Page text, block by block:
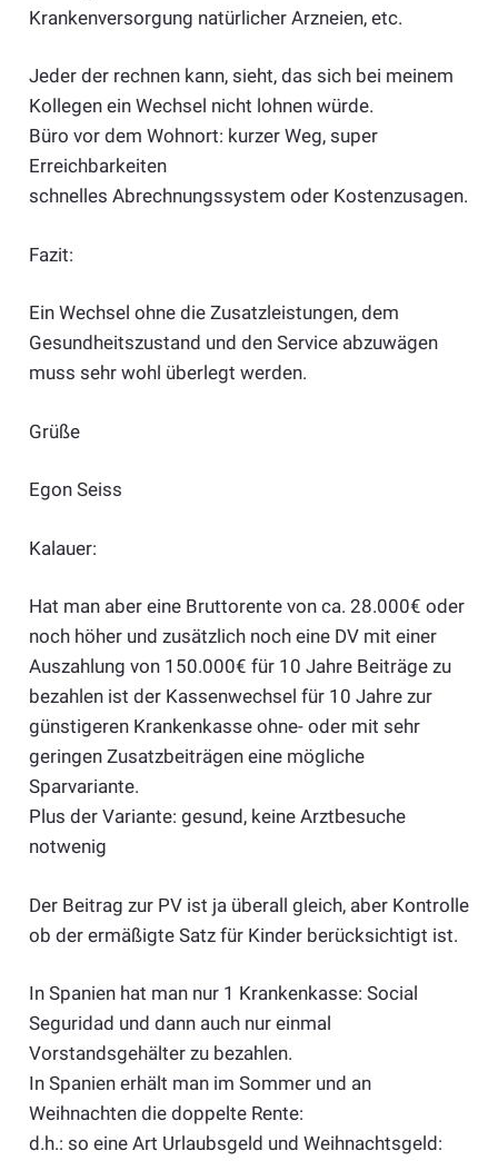
Krankenversorgung natürlicher Arzneien, etc.
Jeder der rechnen kann, sieht, das sich bei meinem
Kollegen ein Wechsel nicht lohnen würde.
Büro vor dem Wohnort: kurzer Weg, super
Erreichbarkeiten
schnelles Abrechnungssystem oder Kostenzusagen.
Fazit:
Ein Wechsel ohne die Zusatzleistungen, dem
Gesundheitszustand und den Service abzuwägen
muss sehr wohl überlegt werden.
Grüße
Egon Seiss
Kalauer:
Hat man aber eine Bruttorente von ca. 28.000€ oder
noch höher und zusätzlich noch eine DV mit einer
Auszahlung von 150.000€ für 10 Jahre Beiträge zu
bezahlen ist der Kassenwechsel für 10 Jahre zur
günstigeren Krankenkasse ohne- oder mit sehr
geringen Zusatzbeiträgen eine mögliche
Sparvariante.
Plus der Variante: gesund, keine Arztbesuche
notwenig
Der Beitrag zur PV ist ja überall gleich, aber Kontrolle
ob der ermäßigte Satz für Kinder berücksichtigt ist.
In Spanien hat man nur 1 Krankenkasse: Social
Seguridad und dann auch nur einmal
Vorstandsgehälter zu bezahlen.
In Spanien erhält man im Sommer und an
Weihnachten die doppelte Rente:
d.h.: so eine Art Urlaubsgeld und Weihnachtsgeld: